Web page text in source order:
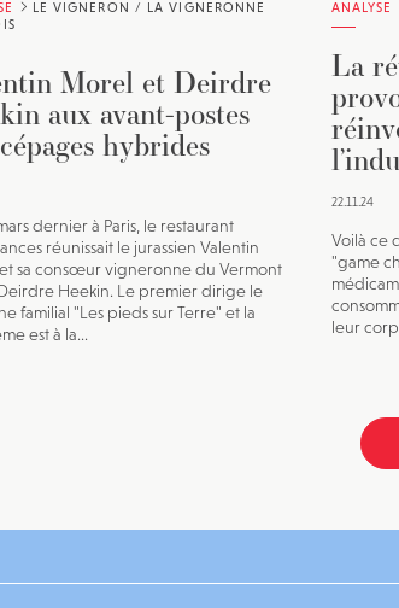
LE VIGNERON / LA VIGNERONNE
Morel et Deirdre
aux avant-postes
hybrides
dernier à Paris, le restaurant
réunissait le jurassien Valentin
sa consœur vigneronne du Vermont
Deirdre Heekin. Le premier dirige le
familial "Les pieds sur Terre" et la
est à la...
ANALYSE
La
22.11.24
Voilà ce
"game
leur